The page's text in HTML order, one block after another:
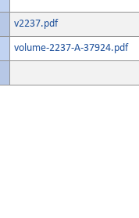
v2237.pdf
volume-2237-A-37924.pdf